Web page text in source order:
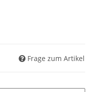
Frage zum Artikel